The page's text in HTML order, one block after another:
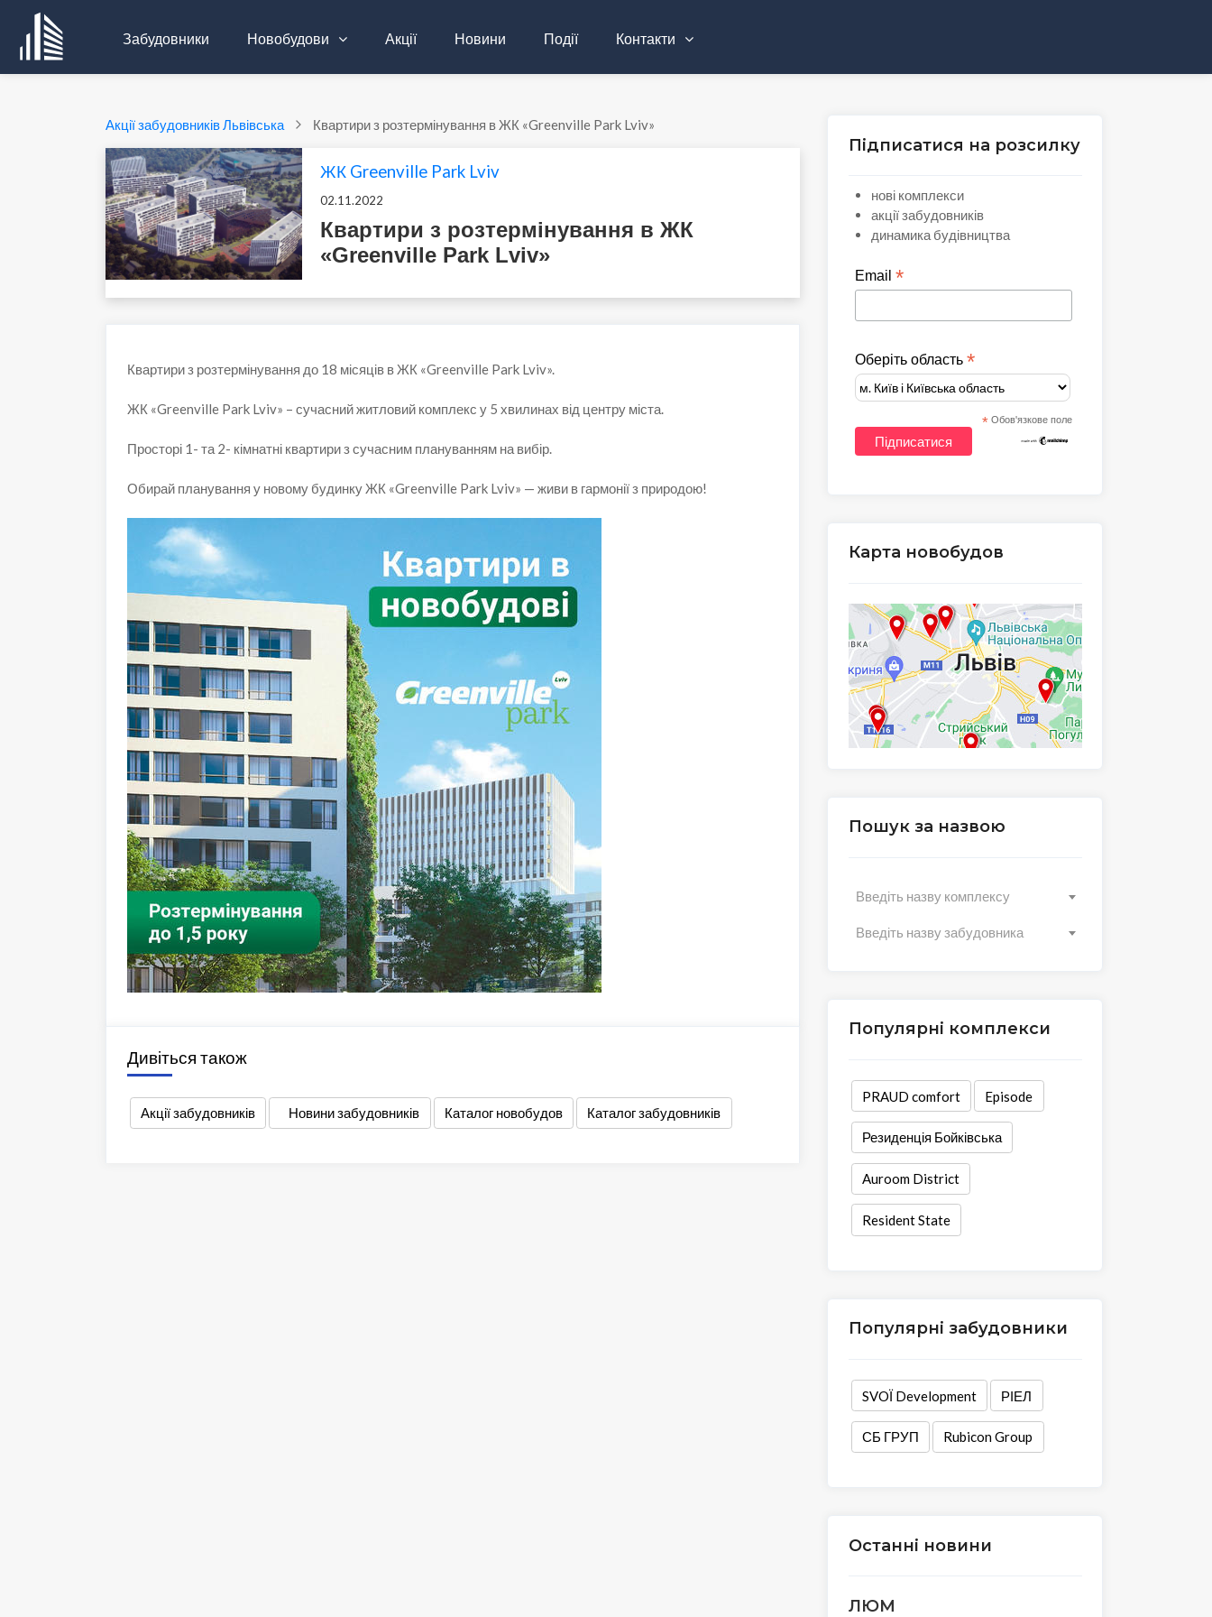
Забудовники Новобудови Акції Новини Події Контакти
Акції забудовників Львівська Квартири з розтермінування в ЖК «Greenville Park Lviv»
ЖК Greenville Park Lviv
02.11.2022
Квартири з розтермінування в ЖК
«Greenville Park Lviv»
Квартири з розтермінування до 18 місяців в ЖК «Greenville Park Lviv».
ЖК «Greenville Park Lviv» – сучасний житловий комплекс у 5 хвилинах від центру міста.
Просторі 1- та 2- кімнатні квартири з сучасним плануванням на вибір.
Обирай планування у новому будинку ЖК «Greenville Park Lviv» — живи в гармонії з природою!
Дивіться також
Акції забудовників Новини забудовників Каталог новобудов Каталог забудовників
Підписатися на розсилку
нові комплекси
акції забудовників
динамика будівництва
Email*
Оберіть область*
* Обов'язкове поле
Карта новобудов
Пошук за назвою
Введіть назву комплексу
Введіть назву забудовника
Популярні комплекси
PRAUD comfort Episode
Резиденція Бойківська
Auroom District
Resident State
Популярні забудовники
SVOЇ Development РІЕЛ
СБ ГРУП Rubicon Group
Останні новини
ЛЮМ